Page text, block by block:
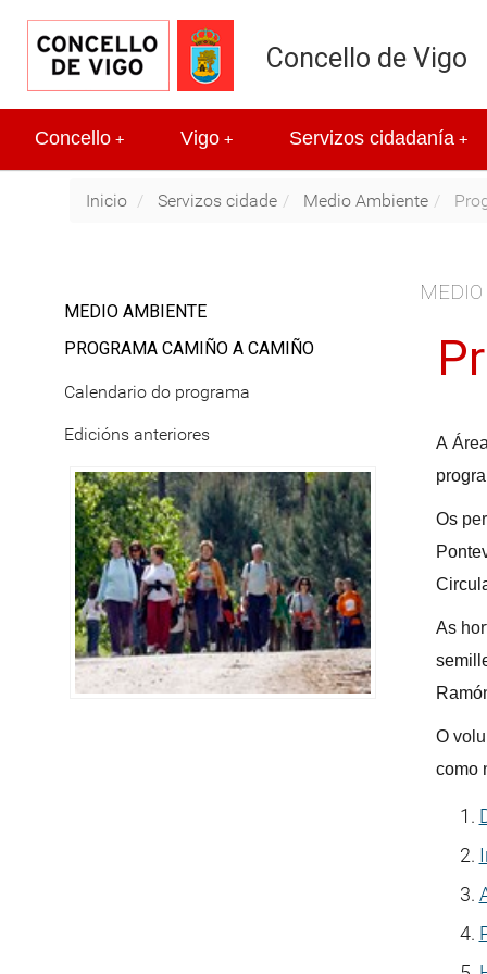
Concello de Vigo
+
Concello +
Vigo +
Servizos cidadanía
Inicio Servizos cidade Medio Ambiente
A
Os
As
O
como
MEDIO AMBIENTE
PROGRAMA CAMIÑO A CAMIÑO
Calendario do programa
Edicións anteriores